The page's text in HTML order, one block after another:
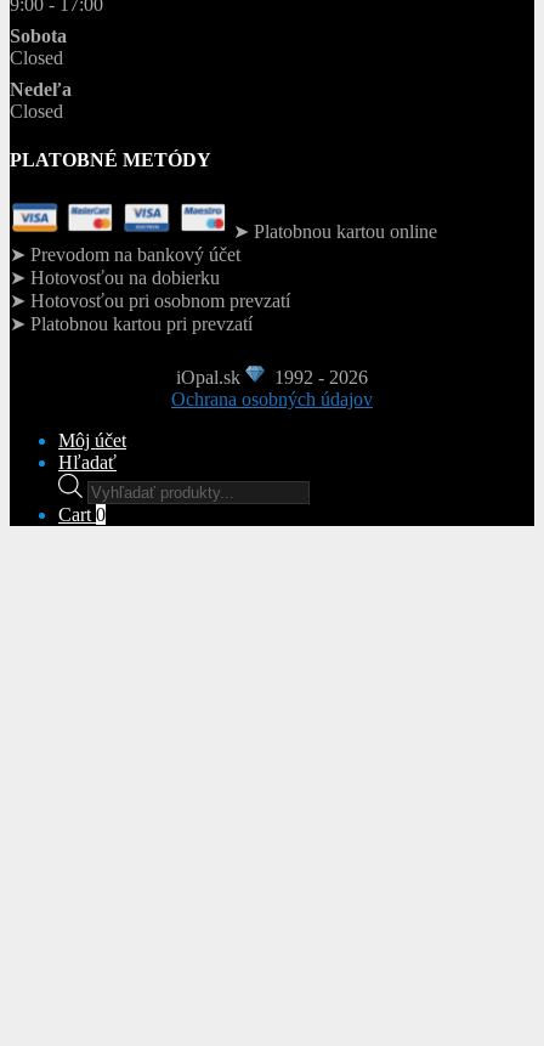
9:00 - 17:00
Sobota
Closed
Nedeľa
Closed
PLATOBNÉ METÓDY
➤ Platobnou kartou online
➤ Prevodom na bankový účet
➤ Hotovosťou na dobierku
➤ Hotovosťou pri osobnom prevzatí
➤ Platobnou kartou pri prevzatí
iOpal.sk
1992 - 2026
Ochrana osobných údajov
Môj účet
Hľadať
Products
search
Cart 0